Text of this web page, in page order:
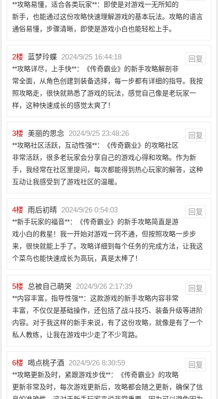
**攻略易懂，适合各类玩家**：即使是对游戏一无所知的
新手，也能通过这份攻略快速理解游戏的基本玩法。攻略的语言
通俗易懂，步骤清晰，即使是游戏小白也能轻松上手。
2楼 蓝梦玲蝶 2024/9/25 16:44:18 回复
**攻略详尽，上手快**：《传奇霸业》的新手攻略解剖非
常全面，从角色创建到装备选择，每一步都有详细的指导。我按
照攻略走，很快就熟悉了游戏的玩法，感觉自己像是老玩家一
样，这种快速成长的感觉太爽了！
3楼 美丽的思念 2024/9/25 23:48:26 回复
**攻略社区活跃，互动性强**：《传奇霸业》的攻略社区
非常活跃，很多老玩家会分享自己的游戏心得和攻略。作为新
手，我经常在社区里提问，每次都能得到热心玩家的解答，这种
互动让我感受到了游戏社区的温暖。
4楼 雨后初晴 2024/9/26 0:54:03 回复
**新手玩家的福音**：《传奇霸业》的新手攻略简直是游
戏小白的救星！我一开始对游戏一窍不通，但按照攻略一步步
来，很快就能上手了。攻略详细到每个任务的完成方法，让我这
个菜鸟也能快速成长为高玩，真是太棒了！
5楼 总被自己萌哭 2024/9/26 2:17:39 回复
**内容丰富，指导性强**：这款游戏的新手攻略内容非常
丰富，不仅仅是基础操作，还包括了战斗技巧、装备升级等进阶
内容。对于我这样的新手来说，有了这份攻略，就像是有了一个
私人教练，让我在游戏中少走了不少弯路。
6楼 喝点桃子酒 2024/9/26 8:30:59 回复
**攻略更新及时，紧跟游戏步伐**：《传奇霸业》的攻略
更新非常及时，每次游戏更新后，攻略都会随之更新，确保了信